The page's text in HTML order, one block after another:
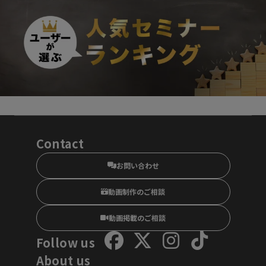
Contact
お問い合わせ
動画制作のご相談
動画掲載のご相談
Follow us
About us